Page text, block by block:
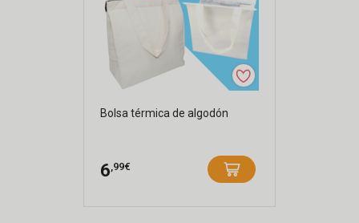
Bolsa térmica de algodón
6 ,99€